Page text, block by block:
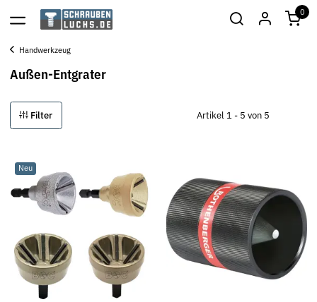
0
Handwerkzeug
Außen-Entgrater
Filter Artikel 1 - 5 von 5
Neu